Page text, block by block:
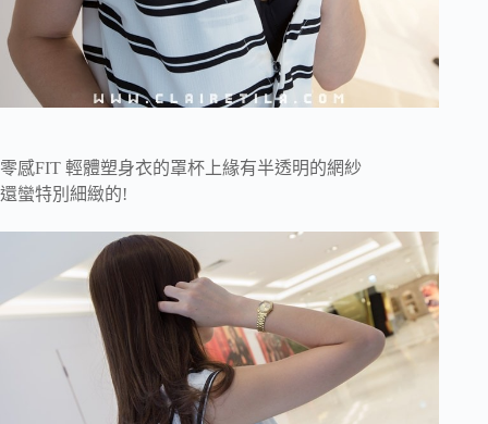
零感FIT 輕體塑身衣的罩杯上緣有半透明的網紗
還蠻特別細緻的!